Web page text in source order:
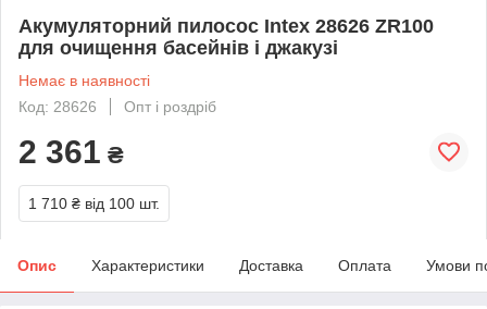
Акумуляторний пилосос Intex 28626 ZR100
для очищення басейнів і джакузі
Немає в наявності
Код: 28626
Опт і роздріб
2 361 ₴
1 710 ₴ від 100 шт.
Опис Характеристики Доставка Оплата Умови